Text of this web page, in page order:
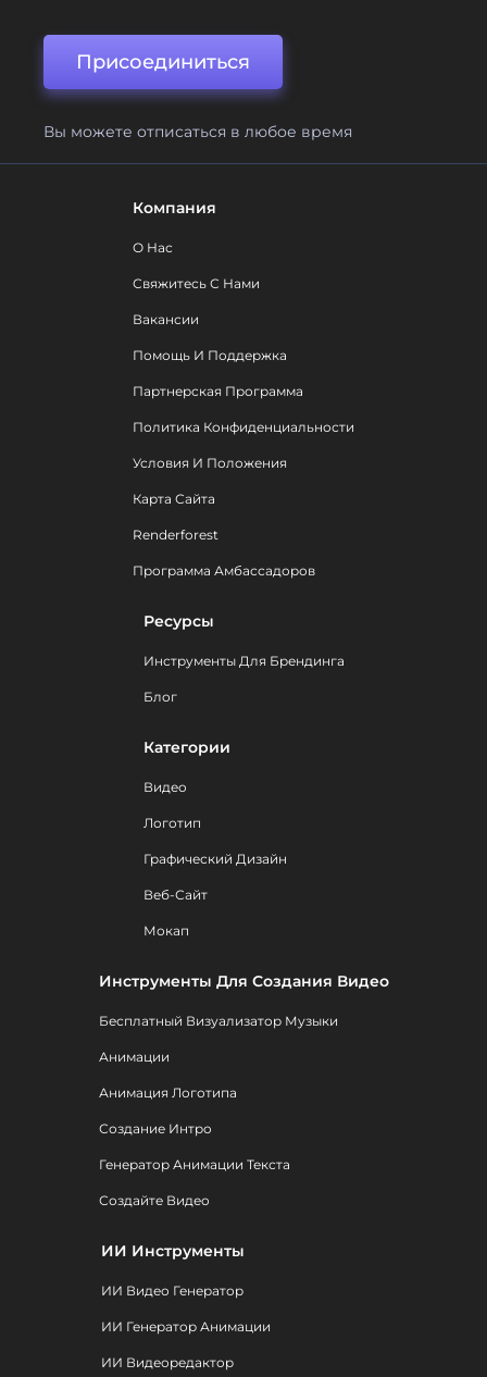
Присоединиться
Вы можете отписаться в любое время
Компания
О Нас
Свяжитесь С Нами
Вакансии
Помощь И Поддержка
Партнерская Программа
Политика Конфиденциальности
Условия И Положения
Карта Сайта
Renderforest
Программа Амбассадоров
Ресурсы
Инструменты Для Брендинга
Блог
Категории
Видео
Логотип
Графический Дизайн
Веб-Сайт
Мокап
Инструменты Для Создания Видео
Бесплатный Визуализатор Музыки
Анимации
Анимация Логотипа
Создание Интро
Генератор Анимации Текста
Создайте Видео
ИИ Инструменты
ИИ Видео Генератор
ИИ Генератор Анимации
ИИ Видеоредактор